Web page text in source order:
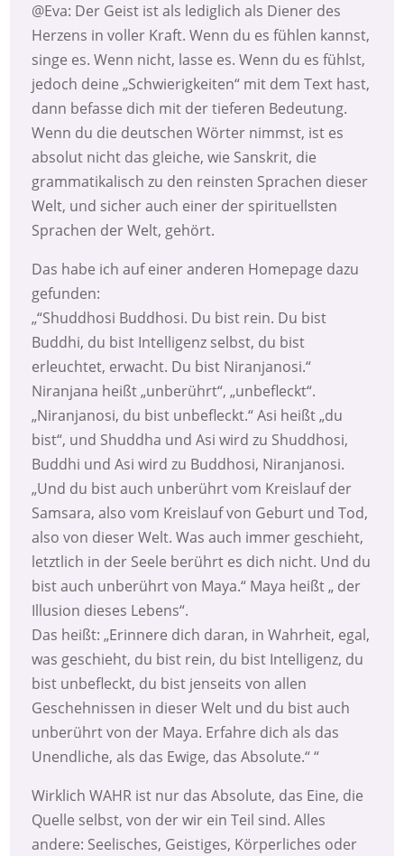
@Eva: Der Geist ist als lediglich als Diener des
Herzens in voller Kraft. Wenn du es fühlen kannst,
singe es. Wenn nicht, lasse es. Wenn du es fühlst,
jedoch deine „Schwierigkeiten“ mit dem Text hast,
dann befasse dich mit der tieferen Bedeutung.
Wenn du die deutschen Wörter nimmst, ist es
absolut nicht das gleiche, wie Sanskrit, die
grammatikalisch zu den reinsten Sprachen dieser
Welt, und sicher auch einer der spirituellsten
Sprachen der Welt, gehört.
Das habe ich auf einer anderen Homepage dazu
gefunden:
„“Shuddhosi Buddhosi. Du bist rein. Du bist
Buddhi, du bist Intelligenz selbst, du bist
erleuchtet, erwacht. Du bist Niranjanosi.“
Niranjana heißt „unberührt“, „unbefleckt“.
„Niranjanosi, du bist unbefleckt.“ Asi heißt „du
bist“, und Shuddha und Asi wird zu Shuddhosi,
Buddhi und Asi wird zu Buddhosi, Niranjanosi.
„Und du bist auch unberührt vom Kreislauf der
Samsara, also vom Kreislauf von Geburt und Tod,
also von dieser Welt. Was auch immer geschieht,
letztlich in der Seele berührt es dich nicht. Und du
bist auch unberührt von Maya.“ Maya heißt „ der
Illusion dieses Lebens“.
Das heißt: „Erinnere dich daran, in Wahrheit, egal,
was geschieht, du bist rein, du bist Intelligenz, du
bist unbefleckt, du bist jenseits von allen
Geschehnissen in dieser Welt und du bist auch
unberührt von der Maya. Erfahre dich als das
Unendliche, als das Ewige, das Absolute.“ “
Wirklich WAHR ist nur das Absolute, das Eine, die
Quelle selbst, von der wir ein Teil sind. Alles
andere: Seelisches, Geistiges, Körperliches oder